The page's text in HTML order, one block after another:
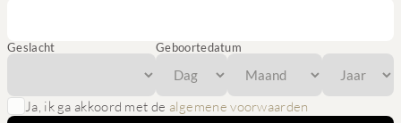
Geslacht Geboortedatum
Ja, ik ga akkoord met de algemene voorwaarden